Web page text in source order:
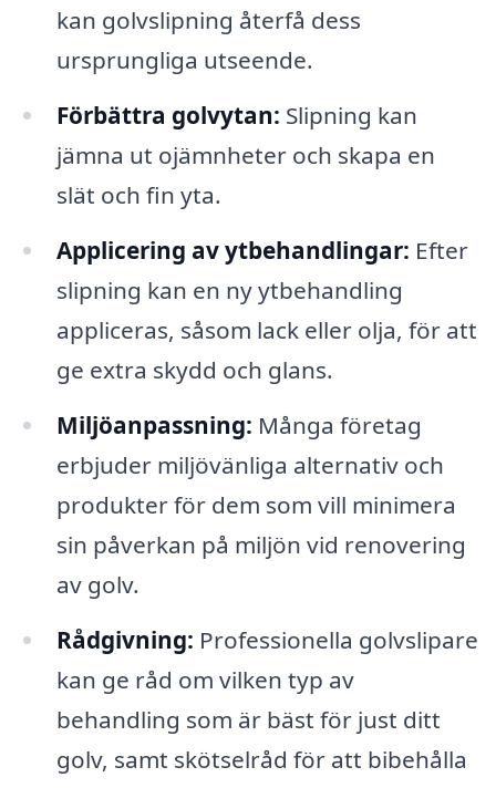
kan golvslipning återfå dess
ursprungliga utseende.
Förbättra golvytan: Slipning kan
jämna ut ojämnheter och skapa en
slät och fin yta.
Applicering av ytbehandlingar: Efter
slipning kan en ny ytbehandling
appliceras, såsom lack eller olja, för att
ge extra skydd och glans.
Miljöanpassning: Många företag
erbjuder miljövänliga alternativ och
produkter för dem som vill minimera
sin påverkan på miljön vid renovering
av golv.
Rådgivning: Professionella golvslipare
kan ge råd om vilken typ av
behandling som är bäst för just ditt
golv, samt skötselråd för att bibehålla